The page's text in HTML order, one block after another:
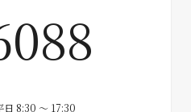
日 8:30 ～ 17:30